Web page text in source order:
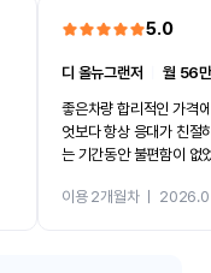
5.0
디 올뉴그랜저 ㅣ월 56
좋은차량 합리적인 가격
엇보다 항상 응대가 친절
는 기간동안 불편함이 없
카 렌트 고민없이 강추합
이용 2개월차ㅣ